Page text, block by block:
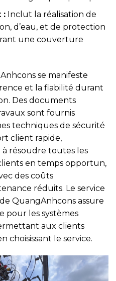
:Inclut la réalisation de
d’eau, et de protection
une couverture
se manifeste
et la fiabilité durant
Des documents
sont fournis
techniques de sécurité
client rapide,
à résoudre toutes les
en temps opportun,
des coûts
réduits. Le service
QuangAnhcons assure
pour les systèmes
aux clients
choisissant le service.